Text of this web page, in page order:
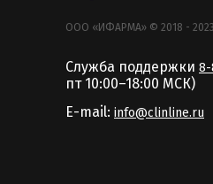
ООО «ИФАРМА» © 2018 - 2023
Служба поддержки 8-
пт 10:00–18:00 MCК)
E-mail: info@clinline.ru